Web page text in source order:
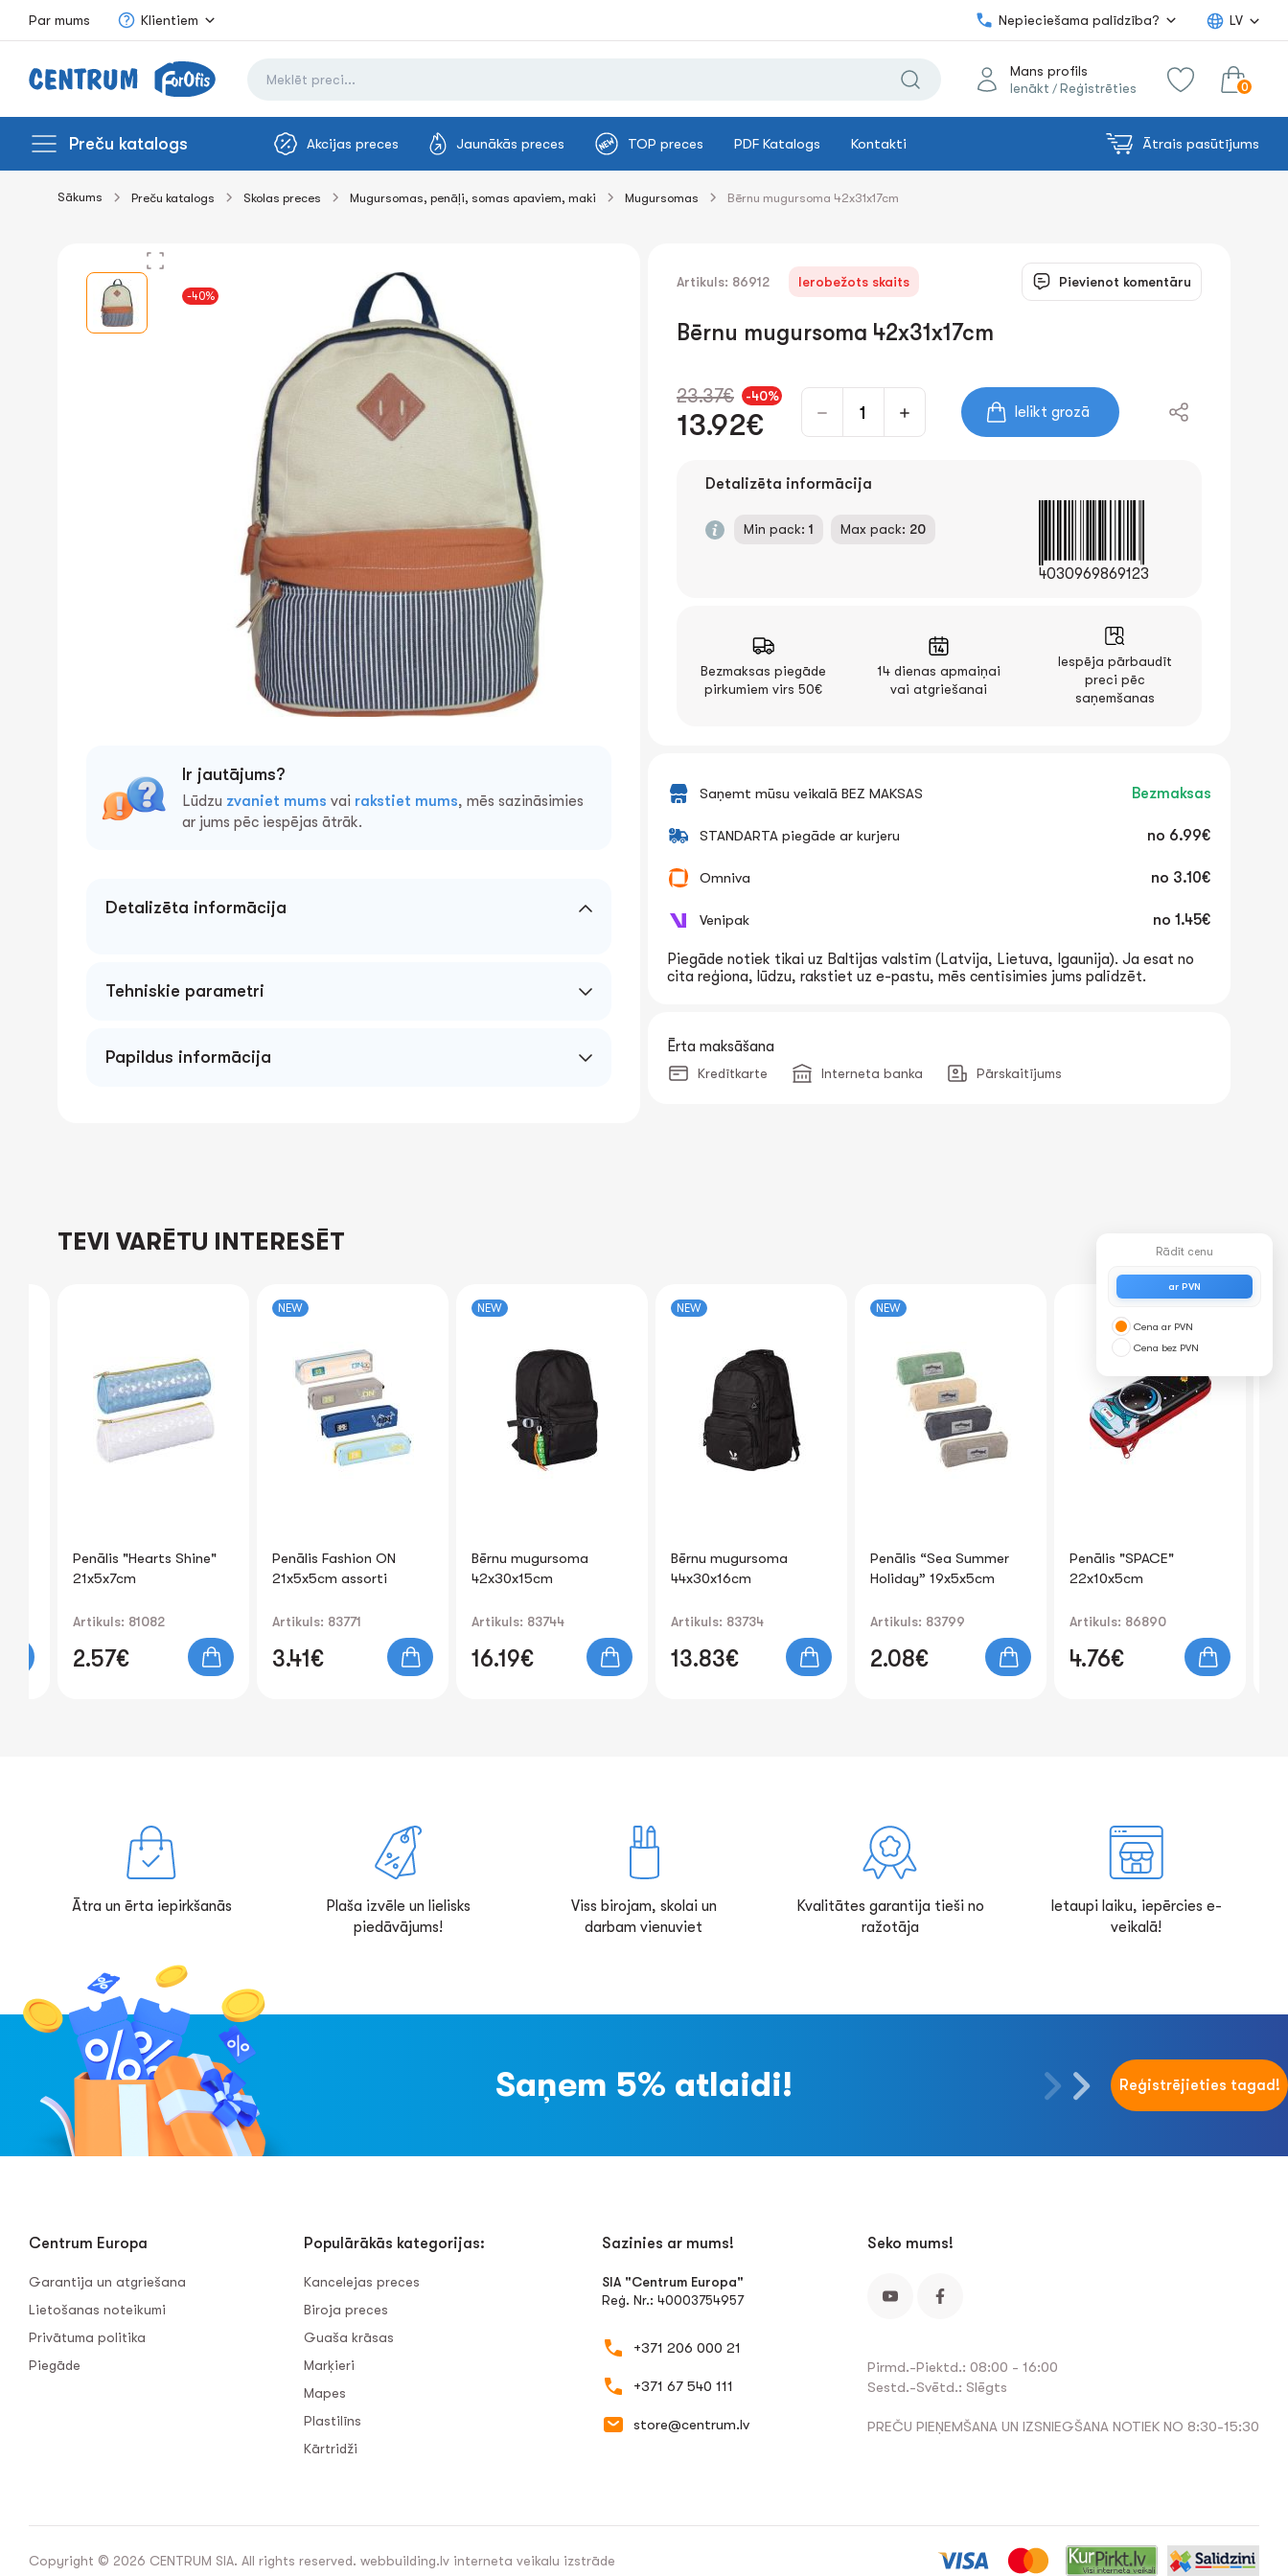
Par mums Klientiem Nepieciešama palīdzība? LV
Mans profils
Ienākt / Reģistrēties 0
Preču katalogs Akcijas preces Jaunākās preces TOP preces PDF Katalogs Kontakti Ātrais pasūtījums
Sākums Preču katalogs Skolas preces Mugursomas, penāļi, somas apaviem, maki Mugursomas Bērnu mugursoma 42x31x17cm
-40%
Ir jautājums?
Lūdzu zvaniet mums vai rakstiet mums, mēs sazināsimies
ar jums pēc iespējas ātrāk.
Detalizēta informācija
Tehniskie parametri
Papildus informācija
Artikuls: 86912 Ierobežots skaits Pievienot komentāru
Bērnu mugursoma 42x31x17cm
23.37€ -40%
13.92€ Ielikt grozā
Detalizēta informācija
Min pack: 1 Max pack: 20
4030969869123
Bezmaksas piegāde
pirkumiem virs 50€
14 dienas apmaiņai
vai atgriešanai
Iespēja pārbaudīt
preci pēc
saņemšanas
Saņemt mūsu veikalā BEZ MAKSAS Bezmaksas
STANDARTA piegāde ar kurjeru no 6.99€
Omniva no 3.10€
Venipak no 1.45€
Piegāde notiek tikai uz Baltijas valstīm (Latvija, Lietuva, Igaunija). Ja esat no
cita reģiona, lūdzu, rakstiet uz e-pastu, mēs centīsimies jums palīdzēt.
Ērta maksāšana
Kredītkarte Interneta banka Pārskaitījums
TEVI VARĒTU INTERESĒT
Penālis "Hearts Shine"
21x5x7cm
Artikuls: 81082
2.57€
NEW
Penālis Fashion ON
21x5x5cm assorti
Artikuls: 83771
3.41€
NEW
Bērnu mugursoma
42x30x15cm
Artikuls: 83744
16.19€
NEW
Bērnu mugursoma
44x30x16cm
Artikuls: 83734
13.83€
NEW
Penālis “Sea Summer
Holiday” 19x5x5cm
Artikuls: 83799
2.08€
Penālis "SPACE"
22x10x5cm
Artikuls: 86890
4.76€
Rādīt cenu
ar PVN
Cena ar PVN
Cena bez PVN
Ātra un ērta iepirkšanās
Plaša izvēle un lielisks
piedāvājums!
Viss birojam, skolai un
darbam vienuviet
Kvalitātes garantija tieši no
ražotāja
Ietaupi laiku, iepērcies e-
veikalā!
Saņem 5% atlaidi! Reģistrējieties tagad!
Centrum Europa
Garantija un atgriešana
Lietošanas noteikumi
Privātuma politika
Piegāde
Populārākās kategorijas:
Kancelejas preces
Biroja preces
Guaša krāsas
Marķieri
Mapes
Plastilīns
Kārtridži
Sazinies ar mums!
SIA "Centrum Europa"
Reģ. Nr.: 40003754957
+371 206 000 21
+371 67 540 111
store@centrum.lv
Seko mums!
Pirmd.-Piektd.: 08:00 - 16:00
Sestd.-Svētd.: Slēgts
PREČU PIEŅEMŠANA UN IZSNIEGŠANA NOTIEK NO 8:30-15:30
Copyright © 2026 CENTRUM SIA. All rights reserved. webbuilding.lv interneta veikalu izstrāde